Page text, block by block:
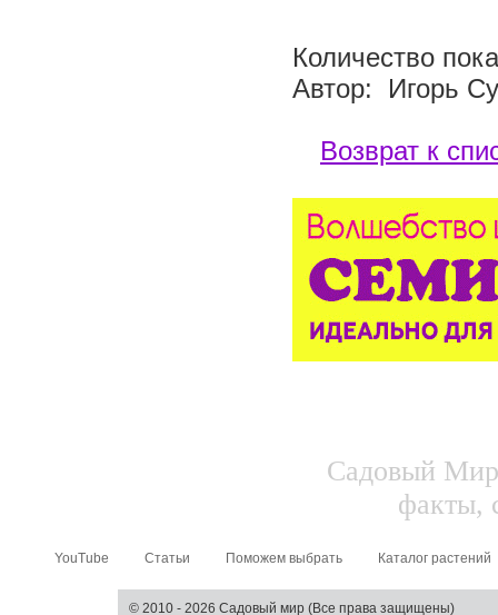
Количество
Автор: Игорь
Возврат к
Садовый
факты,
YouTube Статьи Поможем выбрать Каталог растений
© 2010 - 2026 Садовый мир (Все права защищены)